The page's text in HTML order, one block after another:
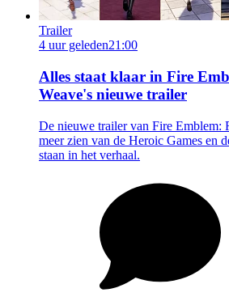
Trailer
4 uur geleden21:00
Alles staat klaar in Fire
Weave's nieuwe trailer
De nieuwe trailer van Fire Emblem:
meer zien van de Heroic Games en
staan in het verhaal.